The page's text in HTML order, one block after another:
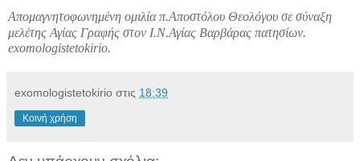
Απομαγνητοφωνημένη ομιλία π.Αποστόλου Θεολόγου σε σύναξη
μελέτης Αγίας Γραφής στον Ι.Ν.Αγίας Βαρβάρας πατησίων.
exomologistetokirio.
exomologistetokirio στις 18:39
Κοινή χρήση